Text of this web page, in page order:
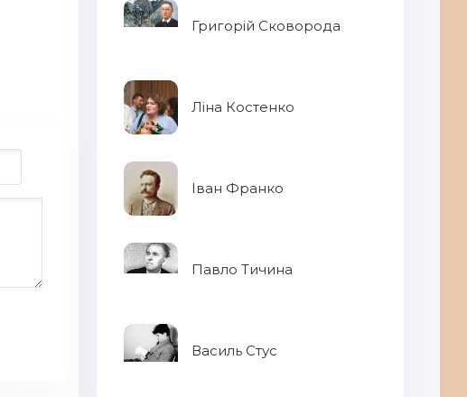
Григорій Сковорода
Ліна Костенко
Іван Франко
Павло Тичина
Василь Стус